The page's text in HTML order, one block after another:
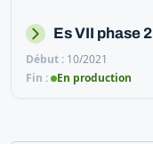
Es VII phase 2
10/2021
En production